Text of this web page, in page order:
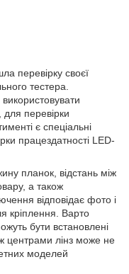
перевірку своєї
тестера.
для перевірки
є спеціальні
працездатності LED-
планок, відстань між
а також
відповідає фото і
кріплення. Варто
бути встановлені
центрами лінз може не
моделей